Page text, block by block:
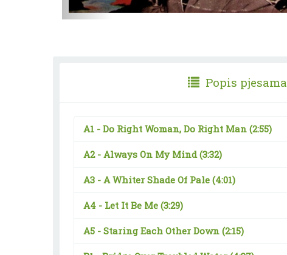
Popis pjesama
A1 - Do Right Woman, Do Right Man (2:55)
A2 - Always On My Mind(3:32)
A3 - A Whiter Shade Of Pale (4:01)
A4 - Let It Be Me (3:29)
A5 - Staring Each Other Down (2:15)